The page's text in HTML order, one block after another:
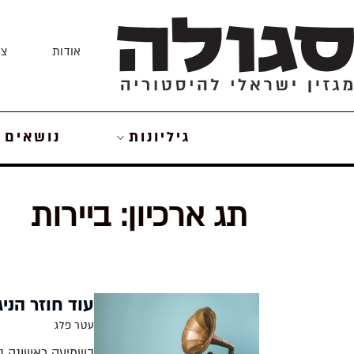
to
content
אודות
גיליונות נושאים
תג ארכיון:ביירות
עוד חוזר
עטר פלג